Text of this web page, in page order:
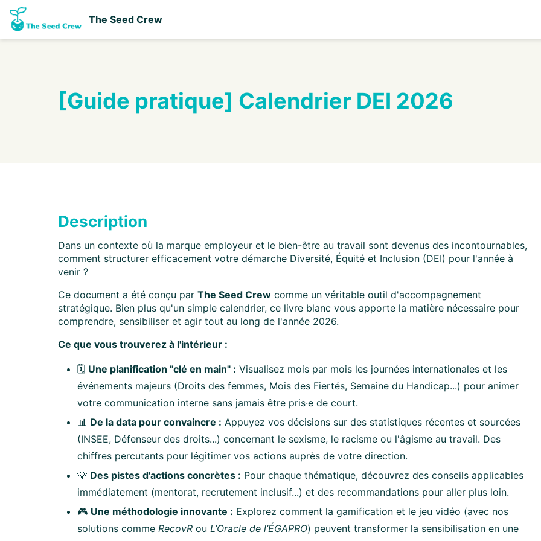
The Seed Crew
[Guide pratique] Calendrier DEI 2026
Description
Dans un contexte où la marque employeur et le bien-être au travail sont devenus des incontournables,
comment structurer efficacement votre démarche Diversité, Équité et Inclusion (DEI) pour l'année à
venir ?
Ce document a été conçu par The Seed Crew comme un véritable outil d'accompagnement
stratégique. Bien plus qu'un simple calendrier, ce livre blanc vous apporte la matière nécessaire pour
comprendre, sensibiliser et agir tout au long de l'année 2026.
Ce que vous trouverez à l'intérieur :
🗓️ Une planification "clé en main" : Visualisez mois par mois les journées internationales et les
événements majeurs (Droits des femmes, Mois des Fiertés, Semaine du Handicap...) pour animer
votre communication interne sans jamais être pris·e de court.
📊 De la data pour convaincre : Appuyez vos décisions sur des statistiques récentes et sourcées
(INSEE, Défenseur des droits...) concernant le sexisme, le racisme ou l'âgisme au travail. Des
chiffres percutants pour légitimer vos actions auprès de votre direction.
💡 Des pistes d'actions concrètes : Pour chaque thématique, découvrez des conseils applicables
immédiatement (mentorat, recrutement inclusif...) et des recommandations pour aller plus loin.
🎮 Une méthodologie innovante : Explorez comment la gamification et le jeu vidéo (avec nos
solutions comme RecovR ou L’Oracle de l’ÉGAPRO) peuvent transformer la sensibilisation en une